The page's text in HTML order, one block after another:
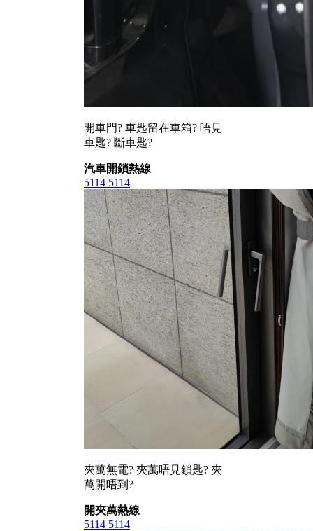
開車門? 車匙留在車箱? 唔見
車匙? 斷車匙?
汽車開鎖熱線
5114 5114
夾萬無電? 夾萬唔見鎖匙? 夾
萬開唔到?
開夾萬熱線
5114 5114